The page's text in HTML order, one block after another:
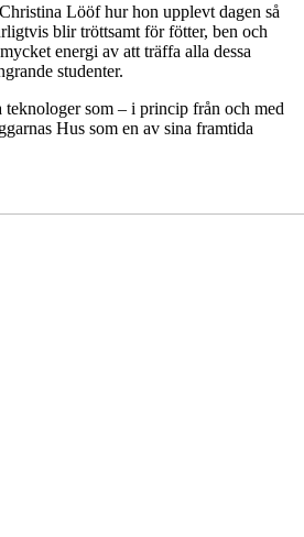
Lööf hur hon upplevt dagen så
blir tröttsamt för fötter, ben och
energi av att träffa alla dessa
studenter.
teknologer som – i princip från och med
Hus som en av sina framtida